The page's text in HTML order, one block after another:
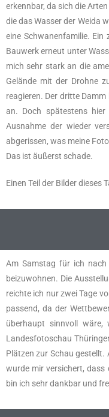
erkennbar, da sich die
die das Wasser der Weida
eine Schwanenfamilie.
Bauwerk erneut unter
mich sehr stark an die
Gelände mit der Drohne
reagieren. Der dritte
an. Doch spätestens
Ausnahme der wieder
abgerissen, was meine
Das ist äußerst schade.
Einen Teil der Bilder dieses
Am Samstag für ich nach
beizuwohnen. Die
reichte ich nur zwei Tage
passend, da der
überhaupt sinnvoll
Landesfotoschau
Plätzen zur Schau gestellt.
wurde mir versichert, dass
bin ich sehr dankbar und